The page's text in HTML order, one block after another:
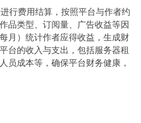
行费用结算，按照平台与作者约
品类型、订阅量、广告收益等因
月）统计作者应得收益，生成财
台的收入与支出，包括服务器租
员成本等，确保平台财务健康，